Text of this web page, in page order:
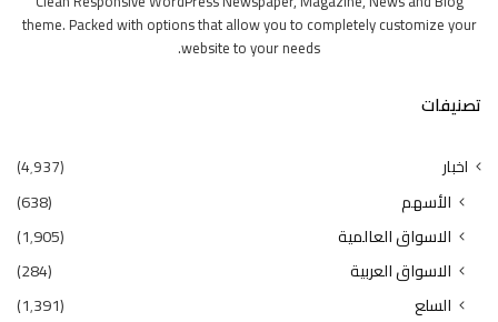
theme. Packed with options that allow you to completely customize your
website to your needs.
تصنيفات
اخبار (4٬937)
الأسهم
(638)
الاسواق العالمية
(1٬905)
الاسواق العربية
(284)
السلع
(1٬391)